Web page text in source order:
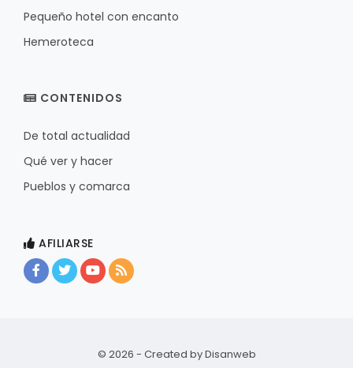
Pequeño hotel con encanto
Hemeroteca
CONTENIDOS
De total actualidad
Qué ver y hacer
Pueblos y comarca
AFILIARSE
© 2026 - Created byDisanweb